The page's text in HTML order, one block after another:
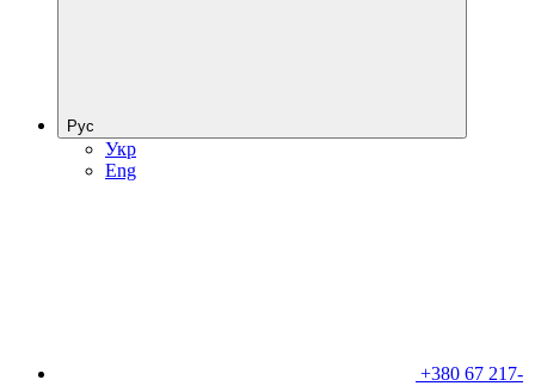
Рус
Укр
Eng
+380 67 217-